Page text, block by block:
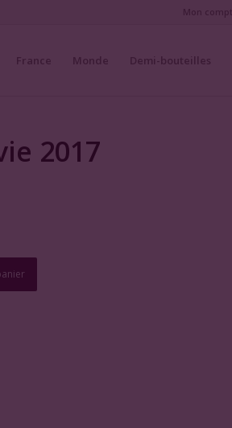
France Monde Demi-bouteilles
2017